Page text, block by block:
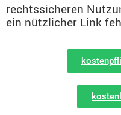
rechtssicheren
ein nützlicher Link